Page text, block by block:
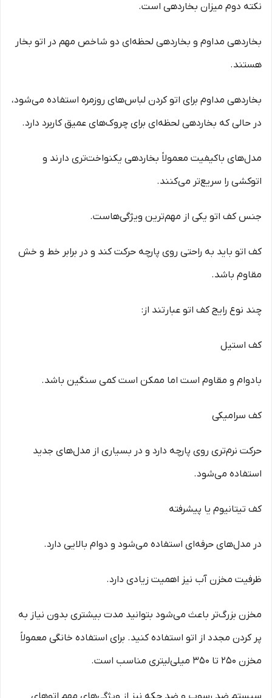
نکته دوم میزان بخاردهی است.
بخاردهی مداوم و بخاردهی لحظه‌ای دو شاخص مهم در اتو بخار
هستند.
بخاردهی مداوم برای اتو کردن لباس‌های روزمره استفاده می‌شود،
در حالی که بخاردهی لحظه‌ای برای چروک‌های عمیق کاربرد دارد.
مدل‌های باکیفیت معمولاً بخاردهی یکنواخت‌تری دارند و
اتوکشی را سریع‌تر می‌کنند.
جنس کف اتو یکی از مهم‌ترین ویژگی‌هاست.
کف اتو باید به راحتی روی پارچه حرکت کند و در برابر خط و خش
مقاوم باشد.
چند نوع رایج کف اتو عبارتند از:
کف استیل
بادوام و مقاوم است اما ممکن است کمی سنگین باشد.
کف سرامیکی
حرکت نرم‌تری روی پارچه دارد و در بسیاری از مدل‌های جدید
استفاده می‌شود.
کف تیتانیوم یا پیشرفته
در مدل‌های حرفه‌ای استفاده می‌شود و دوام بالایی دارد.
ظرفیت مخزن آب نیز اهمیت زیادی دارد.
مخزن بزرگ‌تر باعث می‌شود بتوانید مدت بیشتری بدون نیاز به
پر کردن مجدد از اتو استفاده کنید. برای استفاده خانگی معمولاً
مخزن 250 تا 350 میلی‌لیتری مناسب است.